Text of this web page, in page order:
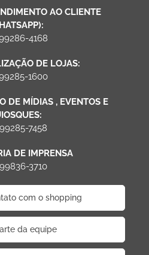
AO CLIENTE
4168
DE LOJAS:
1600
DE MÍDIAS , EVENTOS E
7458
DE IMPRENSA
3710
com o shopping
da equipe